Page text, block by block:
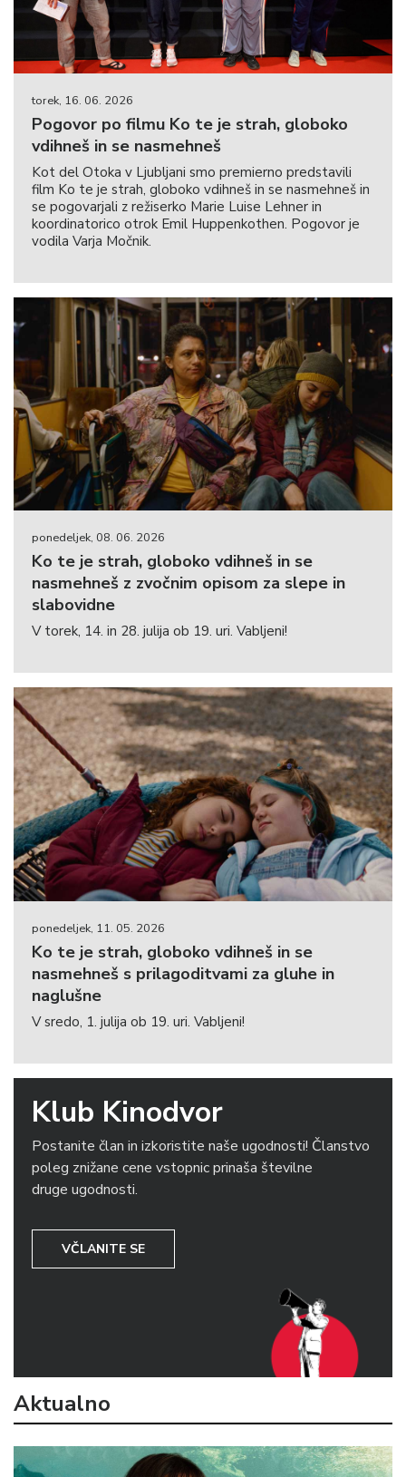
torek, 16. 06. 2026
Pogovor po filmu Ko te je strah, globoko
vdihneš in se nasmehneš
Kot del Otoka v Ljubljani smo premierno predstavili
film Ko te je strah, globoko vdihneš in se nasmehneš in
se pogovarjali z režiserko Marie Luise Lehner in
koordinatorico otrok Emil Huppenkothen. Pogovor je
vodila Varja Močnik.
ponedeljek, 08. 06. 2026
Ko te je strah, globoko vdihneš in se
nasmehneš z zvočnim opisom za slepe in
slabovidne
V torek, 14. in 28. julija ob 19. uri. Vabljeni!
ponedeljek, 11. 05. 2026
Ko te je strah, globoko vdihneš in se
nasmehneš s prilagoditvami za gluhe in
naglušne
V sredo, 1. julija ob 19. uri. Vabljeni!
Klub Kinodvor
Postanite član in izkoristite naše ugodnosti! Članstvo
poleg znižane cene vstopnic prinaša številne
druge ugodnosti.
VČLANITE SE
Aktualno